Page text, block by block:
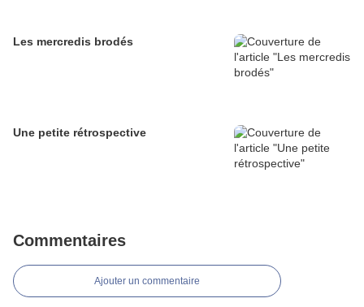
Les mercredis brodés
Une petite rétrospective
Commentaires
Ajouter un commentaire